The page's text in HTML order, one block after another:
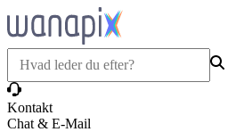
Kontakt
Chat & E-Mail